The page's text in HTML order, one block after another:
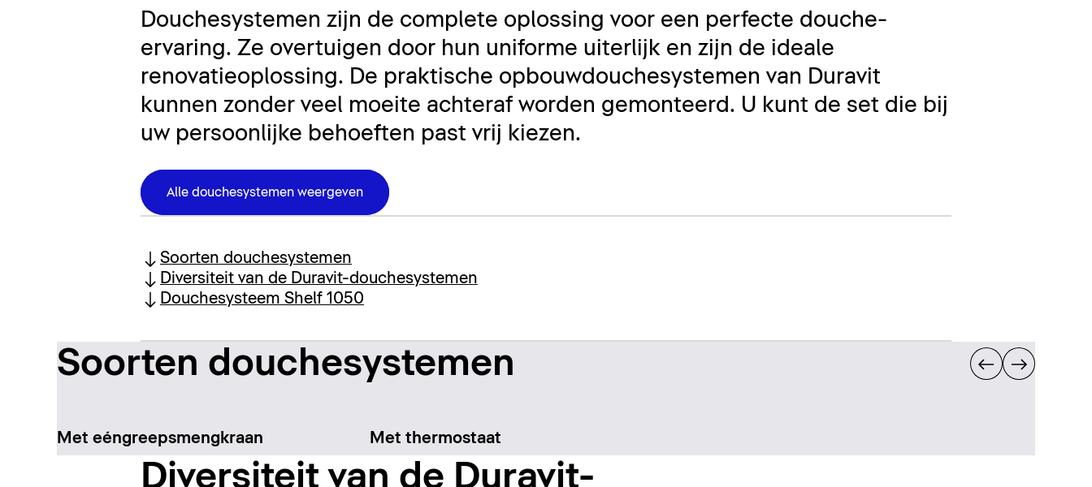
Douchesystemen zijn de complete oplossing voor een perfecte douche-
ervaring. Ze overtuigen door hun uniforme uiterlijk en zijn de ideale
renovatieoplossing. De praktische opbouwdouchesystemen van Duravit
kunnen zonder veel moeite achteraf worden gemonteerd. U kunt de set die bij
uw persoonlijke behoeften past vrij kiezen.
Alle douchesystemen weergeven
Soorten douchesystemen
Diversiteit van de Duravit-douchesystemen
Douchesysteem Shelf 1050
Soorten douchesystemen
Met eéngreepsmengkraan Met thermostaat
Diversiteit van de Duravit-